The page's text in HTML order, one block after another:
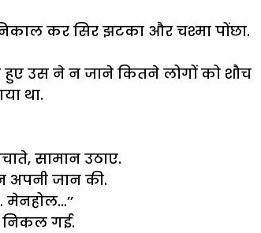
कर सिर झटका और चश्मा पोंछा.
हुए उस ने न जाने कितने लोगों को शौच
था.
सामान उठाए.
अपनी जान की.
निकल गई.